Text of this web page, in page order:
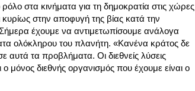
ρόλο στα κινήματα για τη δημοκρατία στις χώρες
στην αποφυγή της βίας κατά την
έχουμε να αντιμετωπίσουμε ανάλογα
ολόκληρου του πλανήτη. «Κανένα κράτος δε
αυτά τα προβλήματα. Οι διεθνείς λύσεις
ο μόνος διεθνής οργανισμός που έχουμε είναι ο